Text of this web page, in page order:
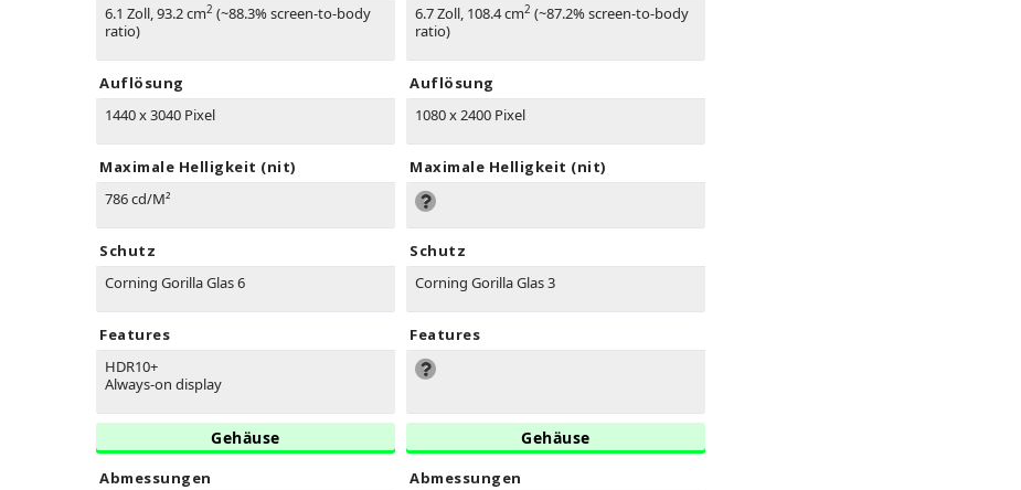
6.1 Zoll, 93.2 cm2 (~88.3% screen-to-body
ratio)
Auflösung
1440 x 3040 Pixel
Maximale Helligkeit (nit)
786 cd/M²
Schutz
Corning Gorilla Glas 6
Features
HDR10+
Always-on display
Gehäuse
Abmessungen
6.7 Zoll, 108.4 cm2 (~87.2% screen-to-body
ratio)
Auflösung
1080 x 2400 Pixel
Maximale Helligkeit (nit)
Schutz
Corning Gorilla Glas 3
Features
Gehäuse
Abmessungen